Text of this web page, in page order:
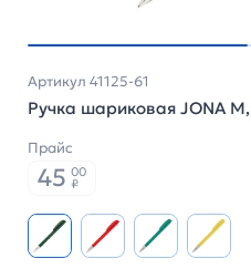
Артикул 41125-61
Ручка шариковая JONA
Прайс
45 00
₽